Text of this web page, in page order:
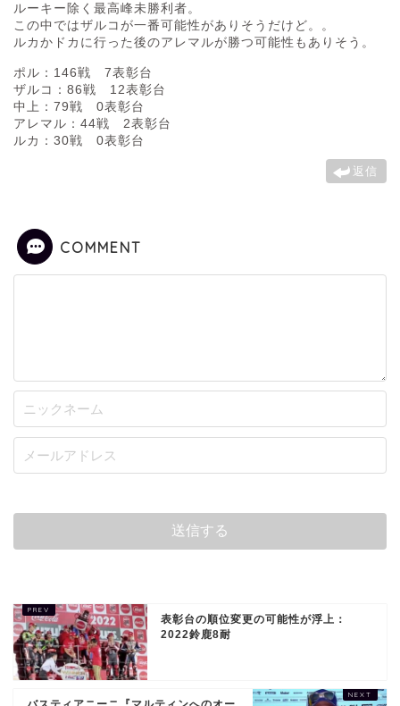
ルーキー除く最高峰未勝利者。
この中ではザルコが一番可能性がありそうだけど。。
ルカかドカに行った後のアレマルが勝つ可能性もありそう。
ポル：146戦 7表彰台
ザルコ：86戦 12表彰台
中上：79戦 0表彰台
アレマル：44戦 2表彰台
ルカ：30戦 0表彰台
返信
COMMENT
表彰台の順位変更の可能性が浮上：
2022鈴鹿8耐